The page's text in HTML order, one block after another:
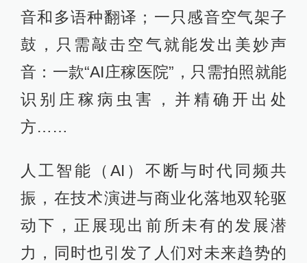
音和多语种翻译；一只感音空气架子
鼓，只需敲击空气就能发出美妙声
音：一款“AI庄稼医院”，只需拍照就能
识别庄稼病虫害，并精确开出处
方……
人工智能（AI）不断与时代同频共
振，在技术演进与商业化落地双轮驱
动下，正展现出前所未有的发展潜
力，同时也引发了人们对未来趋势的